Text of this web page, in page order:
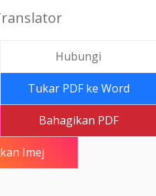
Hubungi
Tukar PDF ke Word
Bahagikan PDF
Imej